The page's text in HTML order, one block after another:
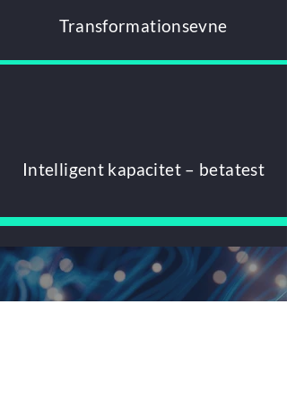
Transformationsevne
Intelligent kapacitet – betatest